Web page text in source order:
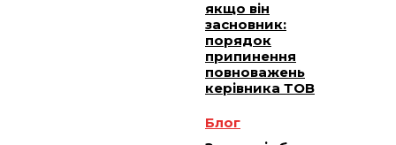
якщо він
засновник:
порядок
припинення
повноважень
керівника ТОВ
Блог